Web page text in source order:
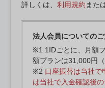
詳しくは、 利用規約 また
法人会員についての
※1 1IDごとに、月額
額プランは31,000円
※2 口座振替は当社で
は当社で入金確認後